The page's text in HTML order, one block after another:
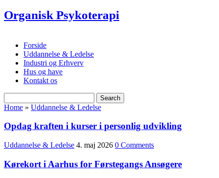
Organisk Psykoterapi
Forside
Uddannelse & Ledelse
Industri og Erhverv
Hus og have
Kontakt os
Home » Uddannelse & Ledelse
Opdag kraften i kurser i personlig udvikling
Uddannelse & Ledelse 4. maj 2026 0 Comments
Kørekort i Aarhus for Førstegangs Ansøgere